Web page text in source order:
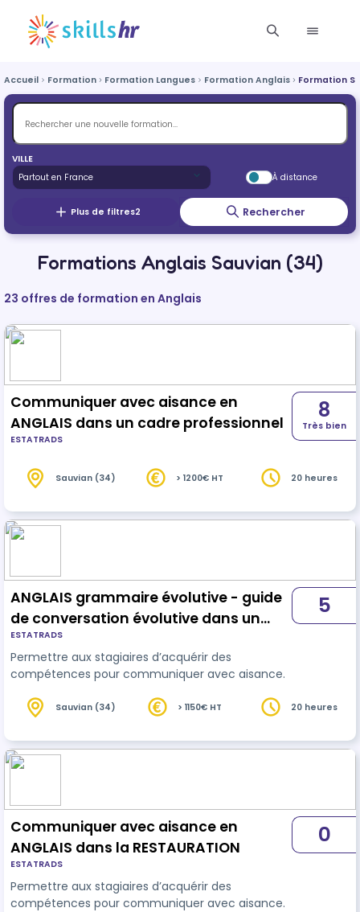
Accueil Formation Formation Langues Formation Anglais Formation
VILLE
À distance
Plus de filtres2 Rechercher
Formations Anglais Sauvian (34)
23 offres de formation en Anglais
Communiquer avec aisance en
ANGLAIS dans un cadre professionnel
ESTATRADS
8
Très bien
Sauvian (34) > 1200€ HT 20 heures
ANGLAIS grammaire évolutive - guide
de conversation évolutive dans un
cadre professionnel
ESTATRADS
Permettre aux stagiaires d’acquérir des
compétences pour communiquer avec aisance.
5
Sauvian (34) > 1150€ HT 20 heures
Communiquer avec aisance en
ANGLAIS dans la RESTAURATION
ESTATRADS
Permettre aux stagiaires d’acquérir des
compétences pour communiquer avec aisance.
0